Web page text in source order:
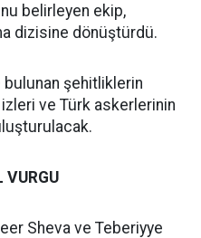
belirleyen ekip,
dizisine dönüştürdü.
şehitliklerin
ve Türk askerlerinin
VURGU
Sheva ve Teberiyye